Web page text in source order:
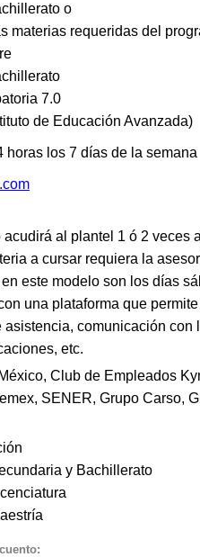
o
materias requeridas del
7.0
de Educación Avanzada)
horas los 7 días de la semana
al plantel 1 ó 2 veces
a cursar requiera la
este modelo son los días
una plataforma que
comunicación
etc.
Club de Empleados
SENER, Grupo Carso,
y Bachillerato